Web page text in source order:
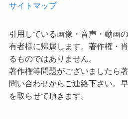
サイトマップ
引用している画像・音声・動画
有者様に帰属します。著作権・
るものではありません。
著作権等問題がございましたら
問い合わせからご連絡下さい。
を取らせて頂きます。